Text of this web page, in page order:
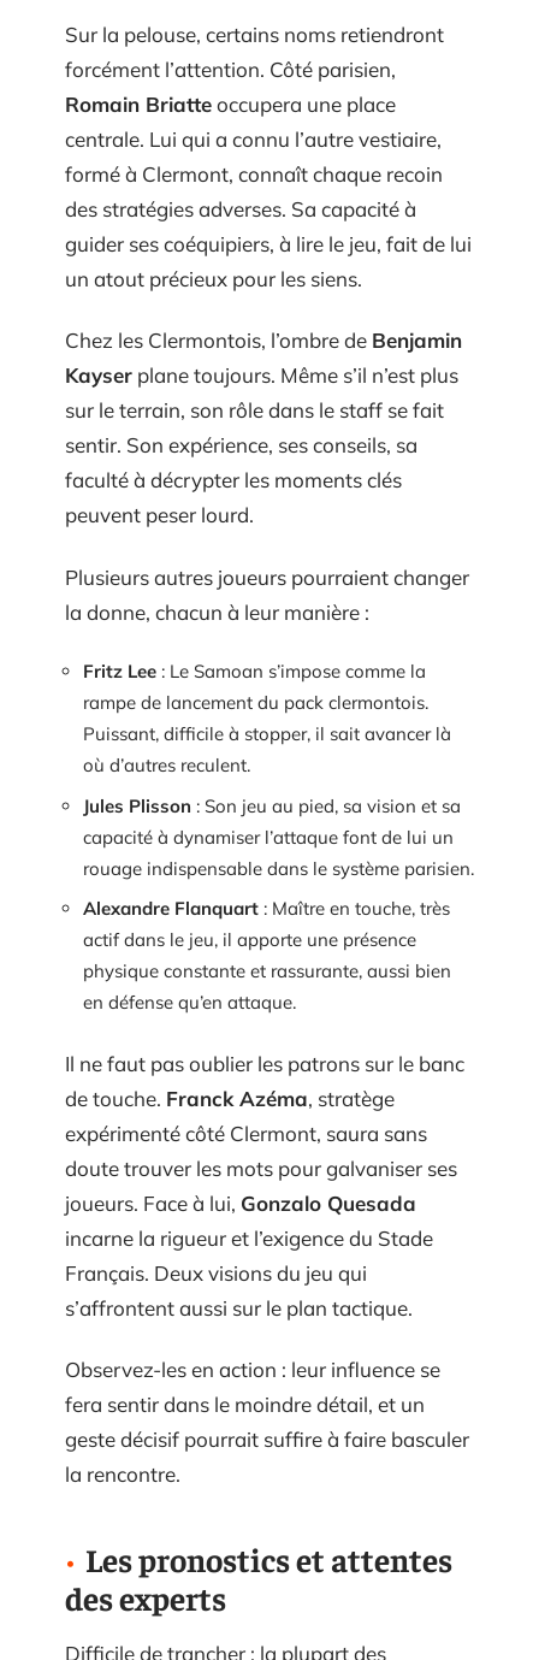
Sur la pelouse, certains noms retiendront
forcément l’attention. Côté parisien,
Romain Briatteoccupera une place
centrale. Lui qui a connu l’autre vestiaire,
formé à Clermont, connaît chaque recoin
des stratégies adverses. Sa capacité à
guider ses coéquipiers, à lire le jeu, fait de lui
un atout précieux pour les siens.
Chez les Clermontois, l’ombre de Benjamin
Kayser plane toujours. Même s’il n’est plus
sur le terrain, son rôle dans le staff se fait
sentir. Son expérience, ses conseils, sa
faculté à décrypter les moments clés
peuvent peser lourd.
Plusieurs autres joueurs pourraient changer
la donne, chacun à leur manière :
Fritz Lee : Le Samoan s’impose comme la
rampe de lancement du pack clermontois.
Puissant, difficile à stopper, il sait avancer là
où d’autres reculent.
Jules Plisson : Son jeu au pied, sa vision et sa
capacité à dynamiser l’attaque font de lui un
rouage indispensable dans le système parisien.
Alexandre Flanquart : Maître en touche, très
actif dans le jeu, il apporte une présence
physique constante et rassurante, aussi bien
en défense qu’en attaque.
Il ne faut pas oublier les patrons sur le banc
de touche. Franck Azéma, stratège
expérimenté côté Clermont, saura sans
doute trouver les mots pour galvaniser ses
joueurs. Face à lui, Gonzalo Quesada
incarne la rigueur et l’exigence du Stade
Français. Deux visions du jeu qui
s’affrontent aussi sur le plan tactique.
Observez-les en action : leur influence se
fera sentir dans le moindre détail, et un
geste décisif pourrait suffire à faire basculer
la rencontre.
Les pronostics et attentes
des experts
Difficile de trancher : la plupart des